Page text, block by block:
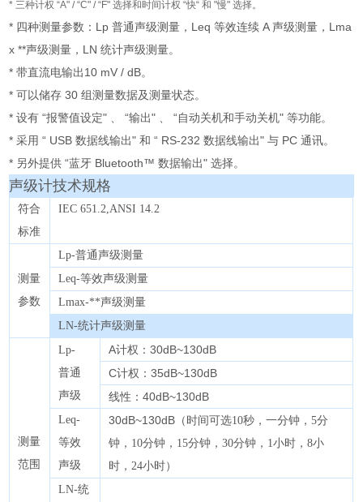
* 三种计权 “A" / “C" / “F" 选择和时间计权 “快“ 和 "慢" 选择。
* 四种测量参数：Lp 普通声级测量，Leq 等效连续 A 声级测量，Lma
x **声级测量，LN 统计声级测量。
* 带直流电输出10 mV / dB。
* 可以储存 30 组测量数据及测量状态。
* 设有 “报警值设定" 、 “输出" 、 “自动关机和手动关机" 等功能。
* 采用 “ USB 数据线输出" 和 “ RS-232 数据线输出" 与 PC 通讯。
* 另外提供 “蓝牙 Bluetooth™ 数据输出" 选择。
声级计技术规格
符合
标准
IEC 651.2,ANSI 14.2
测量
参数
Lp-普通声级测量
Leq-等效声级测量
Lmax-**声级测量
LN-统计声级测量
测量
范围
Lp-
普通
声级
A计权：30dB~130dB
C计权：35dB~130dB
线性：40dB~130dB
Leq-
等效
声级
30dB~130dB （时间可选10秒，一分钟，5分
钟，10分钟，15分钟，30分钟，1小时，8小
时，24小时）
LN-统